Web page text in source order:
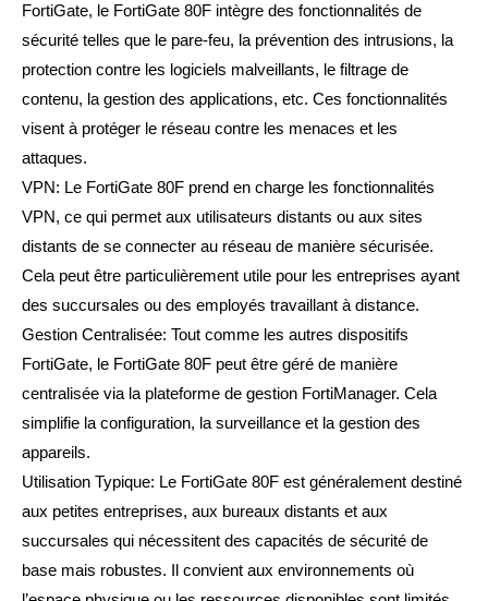
FortiGate, le FortiGate 80F intègre des fonctionnalités de
sécurité telles que le pare-feu, la prévention des intrusions, la
protection contre les logiciels malveillants, le filtrage de
contenu, la gestion des applications, etc. Ces fonctionnalités
visent à protéger le réseau contre les menaces et les
attaques.
VPN: Le FortiGate 80F prend en charge les fonctionnalités
VPN, ce qui permet aux utilisateurs distants ou aux sites
distants de se connecter au réseau de manière sécurisée.
Cela peut être particulièrement utile pour les entreprises ayant
des succursales ou des employés travaillant à distance.
Gestion Centralisée: Tout comme les autres dispositifs
FortiGate, le FortiGate 80F peut être géré de manière
centralisée via la plateforme de gestion FortiManager. Cela
simplifie la configuration, la surveillance et la gestion des
appareils.
Utilisation Typique: Le FortiGate 80F est généralement destiné
aux petites entreprises, aux bureaux distants et aux
succursales qui nécessitent des capacités de sécurité de
base mais robustes. Il convient aux environnements où